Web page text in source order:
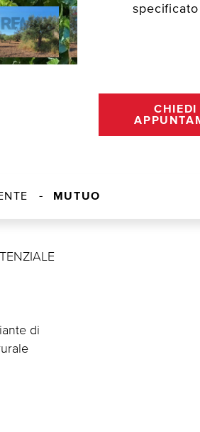
specificato
CHIEDI
MUTUO
di